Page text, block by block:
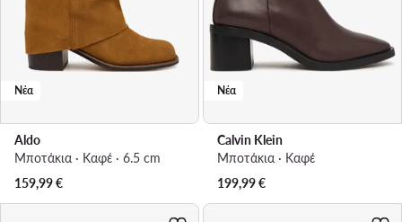
Νέα
Aldo
Μποτάκια · Καφέ · 6.5 cm
159,99€
Νέα
Calvin Klein
Μποτάκια · Καφέ
199,99€